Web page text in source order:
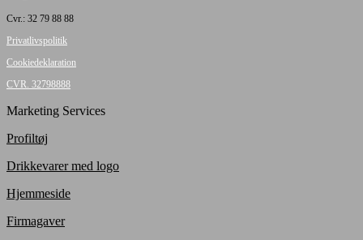
Cvr.: 32 79 88 88
Privatlivspolitik
Cookiedeklaration
CVR. 32798888
Marketing Services
Profiltøj
Drikkevarer med logo
Hjemmeside
Firmagaver